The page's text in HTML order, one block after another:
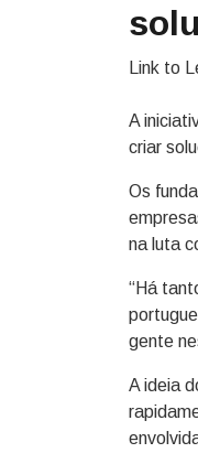
Link to
A
criar
Os
na luta
“Há
gente
A ideia